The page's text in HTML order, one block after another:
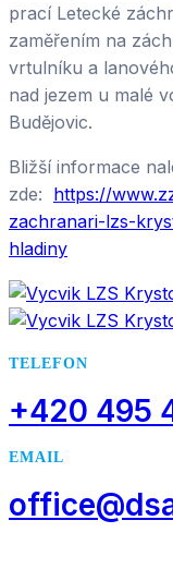
prací Letecké
zaměřením na
vrtulníku a
nad jezem u malé
Budějovic.
Bližší informace
zde: https://
zachranari-lzs-
hladiny
TELEFON
+420 495
EMAIL